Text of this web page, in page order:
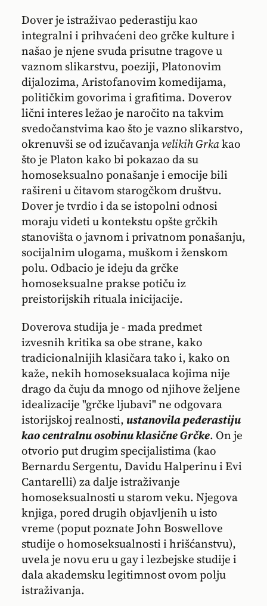
Dover je istraživao pederastiju kao
integralni i prihvaćeni deo grčke kulture i
našao je njene svuda prisutne tragove u
vaznom slikarstvu, poeziji, Platonovim
dijalozima, Aristofanovim komedijama,
političkim govorima i grafitima. Doverov
lični interes ležao je naročito na takvim
svedočanstvima kao što je vazno slikarstvo,
okrenuvši se od izučavanjavelikih Grkakao
što je Platon kako bi pokazao da su
homoseksualno ponašanje i emocije bili
rašireni u čitavom starogčkom društvu.
Dover je tvrdio i da se istopolni odnosi
moraju videti u kontekstu opšte grčkih
stanovišta o javnom i privatnom ponašanju,
socijalnim ulogama, muškom i ženskom
polu. Odbacio je ideju da grčke
homoseksualne prakse potiču iz
preistorijskih rituala inicijacije.
Doverova studija je - mada predmet
izvesnih kritika sa obe strane, kako
tradicionalnijih klasičara tako i, kako on
kaže, nekih homoseksualaca kojima nije
drago da čuju da mnogo od njihove željene
idealizacije "grčke ljubavi" ne odgovara
istorijskoj realnosti, ustanovila pederastiju
kao centralnu osobinu klasične Grčke. On je
otvorio put drugim specijalistima (kao
Bernardu Sergentu, Davidu Halperinu i Evi
Cantarelli) za dalje istraživanje
homoseksualnosti u starom veku. Njegova
knjiga, pored drugih objavljenih u isto
vreme (poput poznate John Boswellove
studije o homoseksualnosti i hrišćanstvu),
uvela je novu eru u gay i lezbejske studije i
dala akademsku legitimnost ovom polju
istraživanja.